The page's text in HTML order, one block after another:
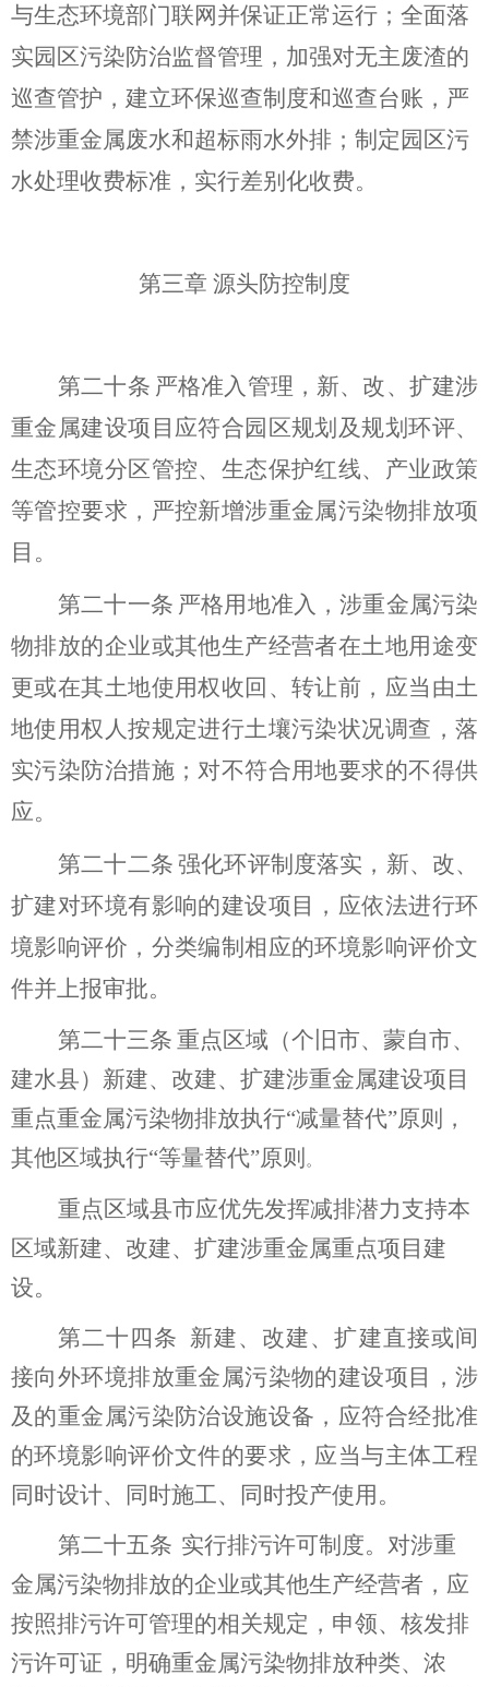
与生态环境部门联网并保证正常运行；全面落
实园区污染防治监督管理，加强对无主废渣的
巡查管护，建立环保巡查制度和巡查台账，严
禁涉重金属废水和超标雨水外排 ； 制定园区污
水处理收费标准，实行差别化收费。
第三章 源头防控制度
第二十条 严格准入 管理 ，新、改、扩建涉
重金属建设项目应符合园区规划及规划环评、
生态环境分区管控、 生态保护红线、 产业政策
等管控要求 ， 严控新增涉重金属污染物排放项
目 。
第二十一条 严格用地准入，涉重金属污染
物排放的企业或其他生产经营者在土地用途变
更或在其土地使用权收回、转让前，应当由土
地使用权人按规定进行土壤污染状况调查 ，落
实污染防治措施；对不符合用地要求的不得供
应。
第二十二条 强化环评制度落实， 新、改、
扩建对环境有影响的建设项目 ，应依法进行环
境影响评价，分类编制相应的环境影响评价文
件并上报审批。
第二十三条 重点区域（个旧市、蒙自市、
建水县）新建、改建、扩建涉重金属建设项目
重点重金属污染物排放执行“减量替代”原则，
其他区域执行“等量替代”原则 。
重点区域县市应优先发挥减排潜力支持本
区域新建、改建、扩建涉重金属重点项目建
设。
第二十四条 新建、改建、扩建直接或间
接向外环境排放重金属污染物的建设项目
，涉
及 的重金属污染防治设施设备，应符合经批准
的环境影响评价文件的要求，应当与主体工程
同时设计、同时施工、同时投产使用。
第二十五条 实行排污许可制度。对涉重
金属污染物排放的企业或其他生产经营者，应
按照排污许可管理的相关规定， 申领、 核发排
污许可证，明确重金属污染物排放种类、浓